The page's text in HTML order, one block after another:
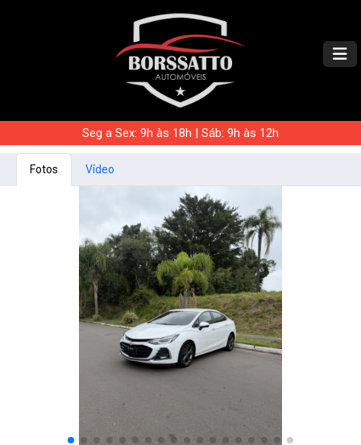
Seg a Sex: 9h às 18h | Sáb: 9h às 12h
Fotos Vídeo